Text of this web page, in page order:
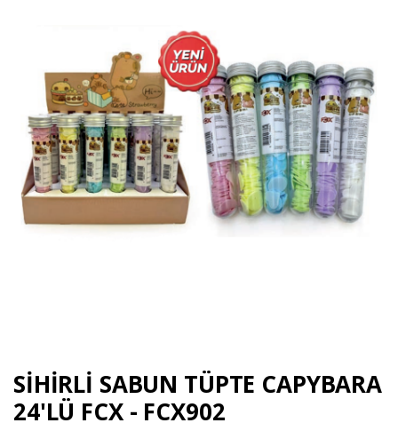
SİHİRLİ SABUN TÜPTE CAPYBARA
24'LÜ FCX - FCX902